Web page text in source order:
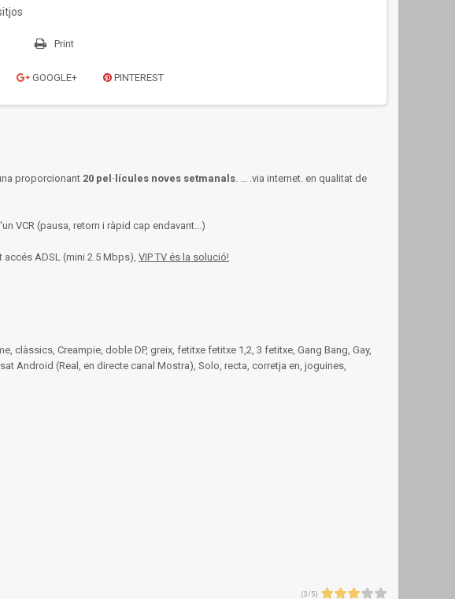
Print
GOOGLE+ PINTEREST
proporcionant 20 pel·lícules noves setmanals. ... .via internet. en qualitat de
VCR (pausa, retorn i ràpid cap endavant...)
ADSL (mini 2.5 Mbps), VIP TV és la solució!
clàssics, Creampie, doble DP, greix, fetitxe fetitxe 1,2, 3 fetitxe, Gang Bang, Gay,
Android (Real, en directe canal Mostra), Solo, recta, corretja en, joguines,
(3/5)